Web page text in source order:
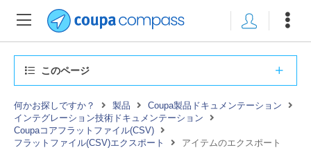
このページ
何かお探しですか？ 製品
Coupa製品ドキュメンテーション
インテグレーション技術ドキュメンテーション
Coupaコアフラットファイル(CSV)
フラットファイル(CSV)エクスポート
アイテムのエクスポート